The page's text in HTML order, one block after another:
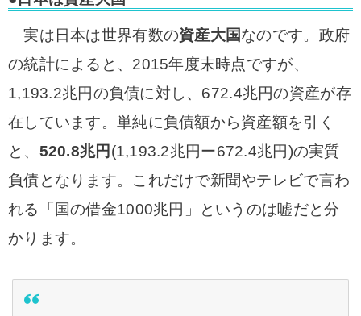
実は日本は世界有数の資産大国なのです。政府
の統計によると、2015年度末時点ですが、
1,193.2兆円の負債に対し、672.4兆円の資産が存
在しています。単純に負債額から資産額を引く
と、 520.8兆円 (1,193.2兆円ー672.4兆円)の実質
負債となります。これだけで新聞やテレビで言わ
れる「国の借金1000兆円」というのは嘘だと分
かります。